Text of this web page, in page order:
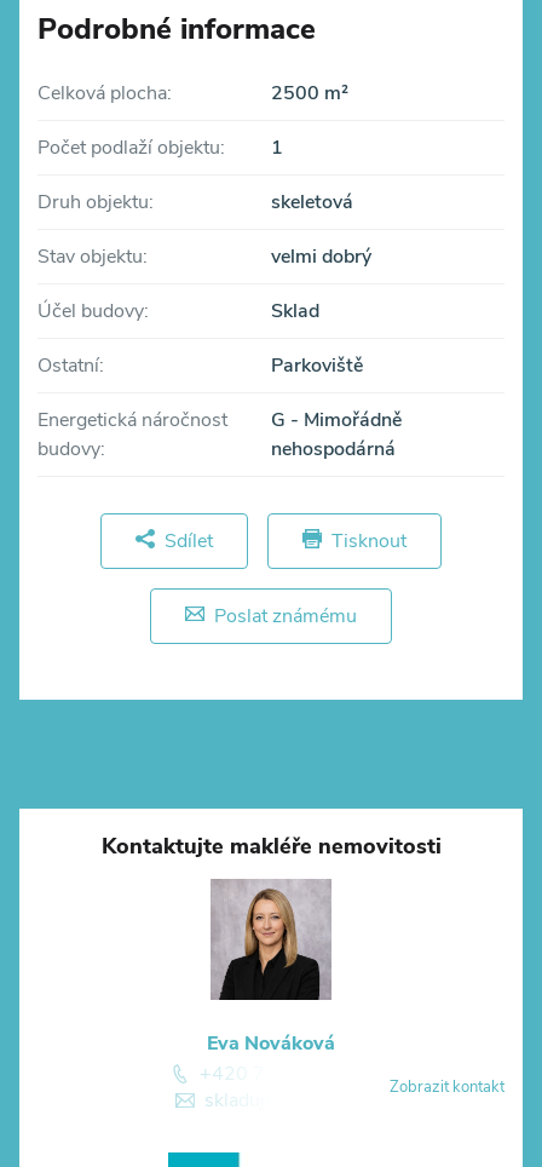
Podrobné informace
Celková plocha: 2500 m²
Počet podlaží objektu: 1
Druh objektu: skeletová
Stav objektu: velmi dobrý
Účel budovy: Sklad
Ostatní: Parkoviště
Energetická náročnost
budovy:
G - Mimořádně
nehospodárná
Sdílet Tisknout
Poslat známému
Kontaktujte makléře nemovitosti
Eva Nováková
+420 774 881 774
skladuj@skladuj.cz
Zobrazit kontakt